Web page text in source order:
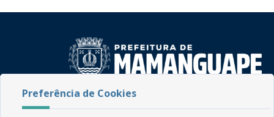
Preferência de Cookies